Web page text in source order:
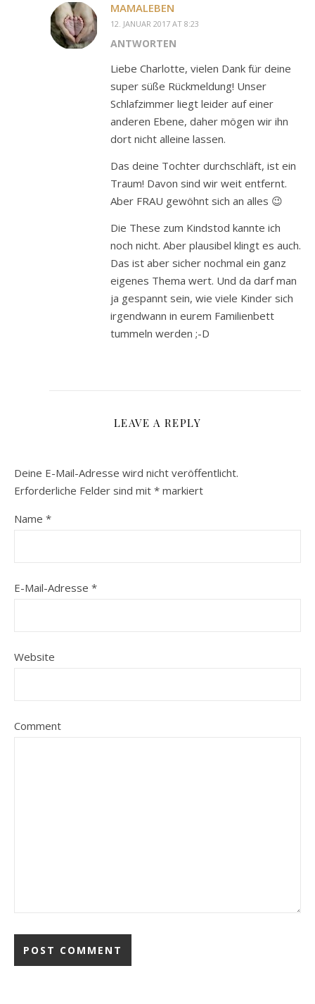
MAMALEBEN
12. JANUAR 2017 AT 8:23
ANTWORTEN
Liebe Charlotte, vielen Dank für deine
super süße Rückmeldung! Unser
Schlafzimmer liegt leider auf einer
anderen Ebene, daher mögen wir ihn
dort nicht alleine lassen.
Das deine Tochter durchschläft, ist ein
Traum! Davon sind wir weit entfernt.
Aber FRAU gewöhnt sich an alles 😉
Die These zum Kindstod kannte ich
noch nicht. Aber plausibel klingt es auch.
Das ist aber sicher nochmal ein ganz
eigenes Thema wert. Und da darf man
ja gespannt sein, wie viele Kinder sich
irgendwann in eurem Familienbett
tummeln werden ;-D
LEAVE A REPLY
Deine E-Mail-Adresse wird nicht veröffentlicht.
Erforderliche Felder sind mit * markiert
Name *
E-Mail-Adresse *
Website
Comment